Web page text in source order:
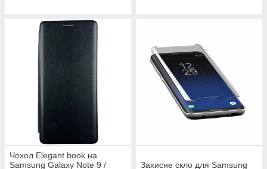
Чохол Elegant book на
Samsung Galaxy Note 9 /
Захисне скло для Samsung